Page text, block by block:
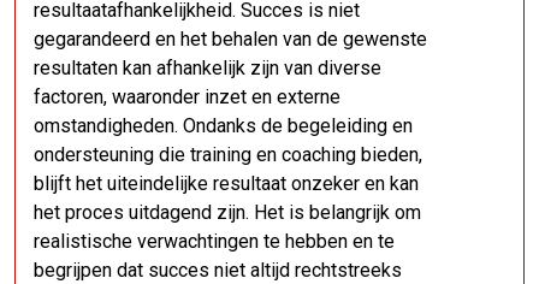
resultaatafhankelijkheid. Succes is niet
gegarandeerd en het behalen van de gewenste
resultaten kan afhankelijk zijn van diverse
factoren, waaronder inzet en externe
omstandigheden. Ondanks de begeleiding en
ondersteuning die training en coaching bieden,
blijft het uiteindelijke resultaat onzeker en kan
het proces uitdagend zijn. Het is belangrijk om
realistische verwachtingen te hebben en te
begrijpen dat succes niet altijd rechtstreeks